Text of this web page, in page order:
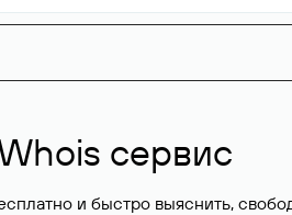
сервис
и быстро выяснить,